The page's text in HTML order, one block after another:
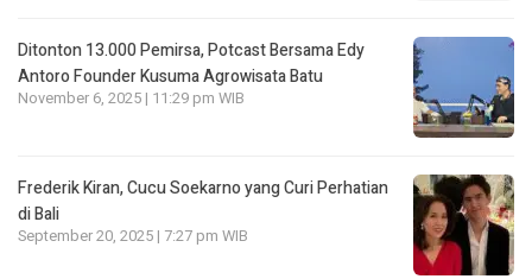
Ditonton 13.000 Pemirsa, Potcast Bersama Edy
Antoro Founder Kusuma Agrowisata Batu
November 6, 2025 | 11:29 pm WIB
Frederik Kiran, Cucu Soekarno yang Curi Perhatian
di Bali
September 20, 2025 | 7:27 pm WIB